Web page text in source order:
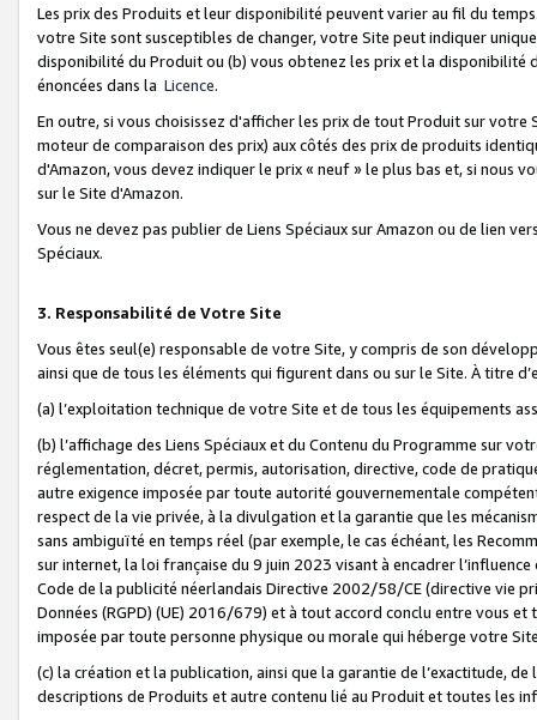
Les prix des Produits et leur disponibilité peuvent varier au fil du
votre Site sont susceptibles de changer, votre Site peut indiquer
disponibilité du Produit ou (b) vous obtenez les prix et la disponibilité
énoncées dans la Licence.
En outre, si vous choisissez d'afficher les prix de tout Produit sur
moteur de comparaison des prix) aux côtés des prix de produits
d'Amazon, vous devez indiquer le prix « neuf » le plus bas et, si nous
sur le Site d'Amazon.
Vous ne devez pas publier de Liens Spéciaux sur Amazon ou de lien
Spéciaux.
3. Responsabilité de Votre Site
Vous êtes seul(e) responsable de votre Site, y compris de son
ainsi que de tous les éléments qui figurent dans ou sur le Site. À titre
(a) l’exploitation technique de votre Site et de tous les équipements
(b) l’affichage des Liens Spéciaux et du Contenu du Programme sur
réglementation, décret, permis, autorisation, directive, code de
autre exigence imposée par toute autorité gouvernementale
respect de la vie privée, à la divulgation et la garantie que les
sans ambiguïté en temps réel (par exemple, le cas échéant, les
sur internet, la loi française du 9 juin 2023 visant à encadrer
Code de la publicité néerlandais Directive 2002/58/CE (directive vie
Données (RGPD) (UE) 2016/679) et à tout accord conclu entre vous
imposée par toute personne physique ou morale qui héberge votre
(c) la création et la publication, ainsi que la garantie de l’exactitude,
descriptions de Produits et autre contenu lié au Produit et toutes les